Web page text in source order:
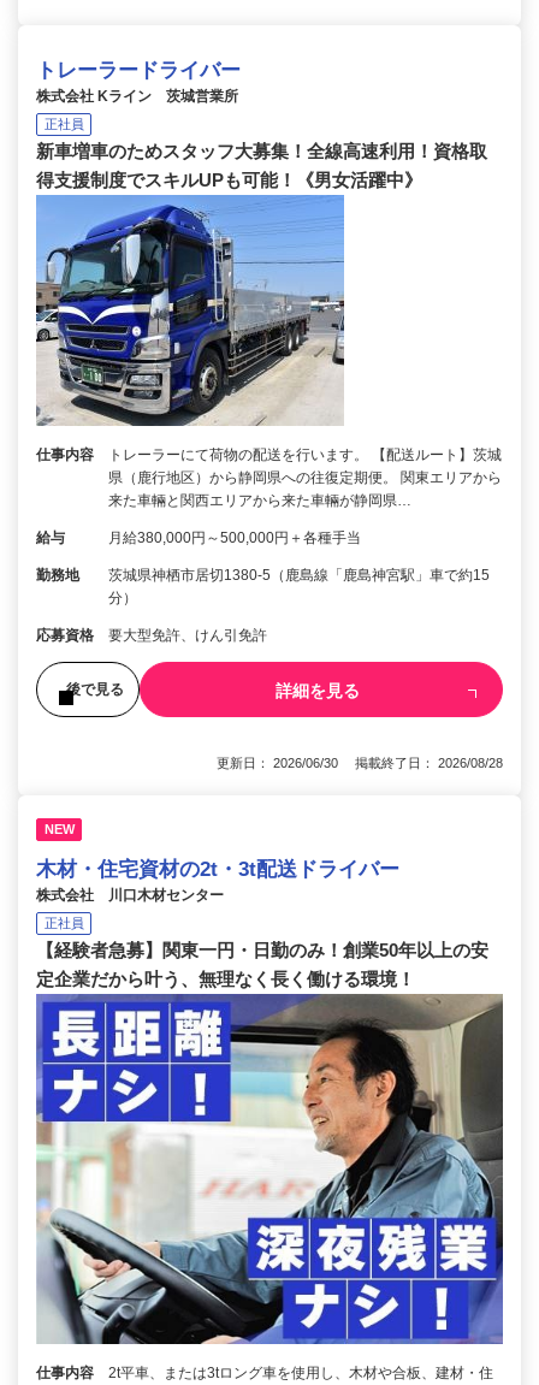
トレーラードライバー
株式会社 Kライン 茨城営業所
正社員
新車増車のためスタッフ大募集！全線高速利用！資格取
得支援制度でスキルUPも可能！《男女活躍中》
仕事内容
トレーラーにて荷物の配送を行います。 【配送ルート】茨城
県（鹿行地区）から静岡県への往復定期便。 関東エリアから
来た車輛と関西エリアから来た車輛が静岡県…
給与 月給380,000円～500,000円＋各種手当
勤務地
茨城県神栖市居切1380-5（鹿島線「鹿島神宮駅」車で約15
分）
応募資格 要大型免許、けん引免許
後で見る 詳細を見る
更新日： 2026/06/30 掲載終了日： 2026/08/28
NEW
木材・住宅資材の2t・3t配送ドライバー
株式会社 川口木材センター
正社員
【経験者急募】関東一円・日勤のみ！創業50年以上の安
定企業だから叶う、無理なく長く働ける環境！
仕事内容
2t平車、または3tロング車を使用し、木材や合板、建材・住